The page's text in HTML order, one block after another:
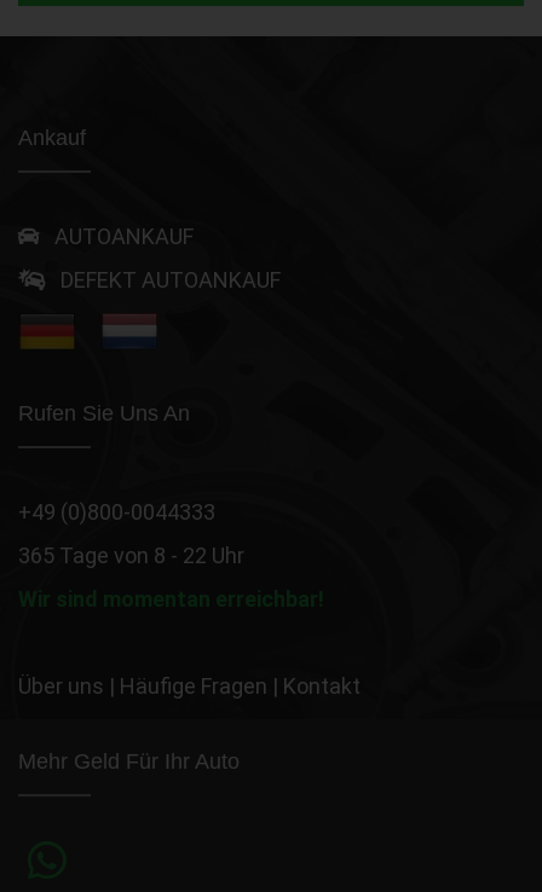
Ankauf
AUTOANKAUF
DEFEKT AUTOANKAUF
Rufen Sie Uns An
+49 (0)800-0044333
365 Tage von 8 - 22 Uhr
Wir sind momentan erreichbar!
Über uns | Häufige Fragen | Kontakt
Mehr Geld Für Ihr Auto